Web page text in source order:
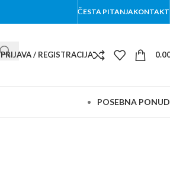
ČESTA PITANJAKONTAKT
PRIJAVA / REGISTRACIJA
POSEBNA